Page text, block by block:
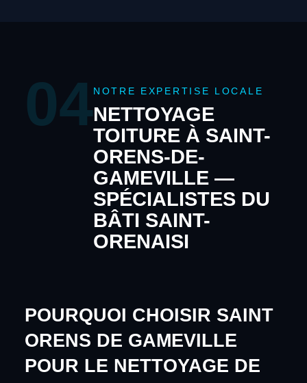
04NOTRE EXPERTISE LOCALE
NETTOYAGE
TOITURE À SAINT-
ORENS-DE-
GAMEVILLE —
SPÉCIALISTES DU
BÂTI SAINT-
ORENAISI
POURQUOI CHOISIR SAINT
ORENS DE GAMEVILLE
POUR LE NETTOYAGE DE